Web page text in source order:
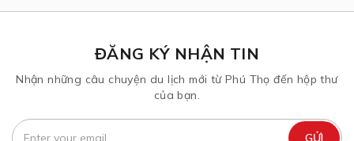
ĐĂNG KÝ NHẬN TIN
Nhận những câu chuyện du lịch mới từ Phú Thọ đến hộp thư
của bạn.